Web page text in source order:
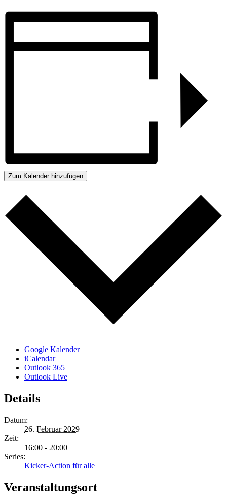
Zum Kalender hinzufügen
Google Kalender
iCalendar
Outlook 365
Outlook Live
Details
Datum:
26. Februar 2029
Zeit:
16:00 - 20:00
Series:
Kicker-Action für alle
Veranstaltungsort